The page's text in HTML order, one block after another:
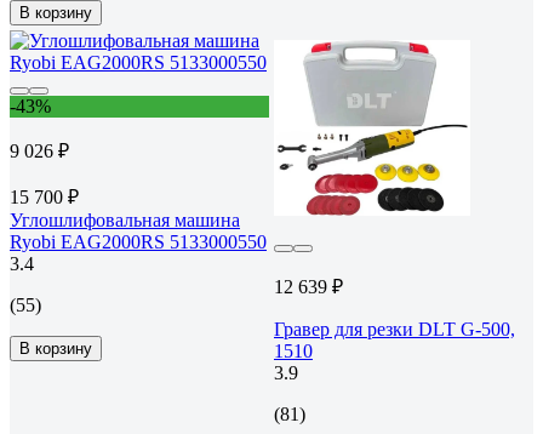
В корзину
-43%
9 026 ₽
15 700 ₽
Углошлифовальная машина
Ryobi EAG2000RS 5133000550
3.4
(55)
В корзину
12 639 ₽
Гравер для резки DLT G-500,
1510
3.9
(81)